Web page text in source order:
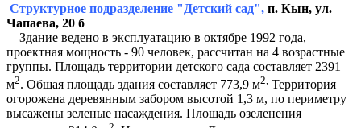
Структурное подразделение "Детский сад", п. Кын, ул.
Чапаева, 20 б
Здание ведено в эксплуатацию в октябре 1992 года,
проектная мощность - 90 человек, рассчитан на 4 возрастные
группы. Площадь территории детского сада составляет 2391
м2. Общая площадь здания составляет 773,9 м2 Территория
огорожена деревянным забором высотой 1,3 м, по периметру
высажены зеленые насаждения. Площадь озеленения